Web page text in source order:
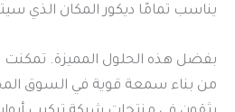
يناسب تمامًا ديكور المكان الذي
بفضل هذه الحلول المميزة. تمكنت
من بناء سمعة قوية في السوق